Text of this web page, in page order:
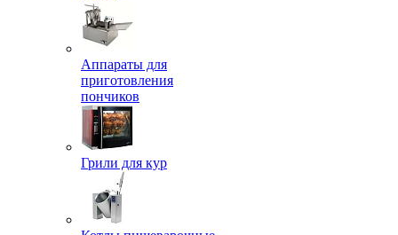
Аппараты для
приготовления
пончиков
Грили для кур